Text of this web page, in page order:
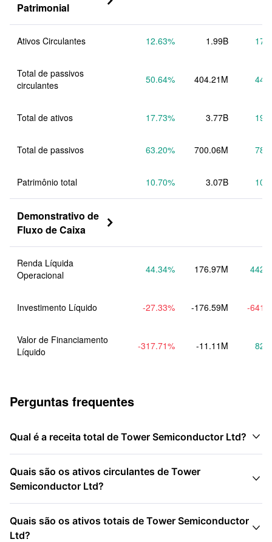
Patrimonial
Ativos Circulantes 12.63% 1.99B
Total de passivos
circulantes
50.64% 404.21M
Total de ativos 17.73% 3.77B
Total de passivos 63.20% 700.06M
Patrimônio total 10.70% 3.07B
Demonstrativo de
Fluxo de Caixa

Renda Líquida
Operacional
44.34% 176.97M
Investimento Líquido -27.33% -176.59M -
Valor de Financiamento
Líquido
-317.71% -11.11M
Perguntas frequentes
Qual é a receita total de Tower Semiconductor Ltd? 
Quais são os ativos circulantes de Tower
Semiconductor Ltd?

Quais são os ativos totais de Tower Semiconductor
Ltd?
